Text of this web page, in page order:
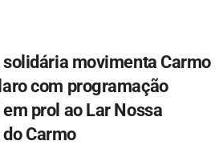
solidária movimenta Carmo
com programação
prol ao Lar Nossa
Carmo